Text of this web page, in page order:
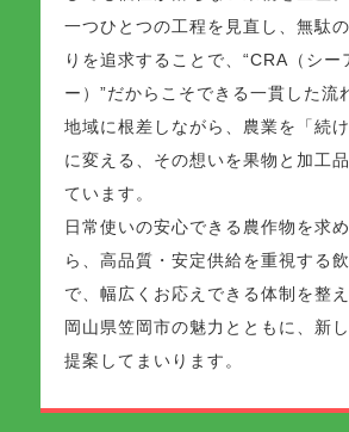
一つひとつの工程を見直し、無駄
りを追求することで、“CRA（シー
ー）”だからこそできる一貫した流
地域に根差しながら、農業を「続け
に変える、その想いを果物と加工
ています。
日常使いの安心できる農作物を求
ら、高品質・安定供給を重視する
で、幅広くお応えできる体制を整え
岡山県笠岡市の魅力とともに、新
提案してまいります。